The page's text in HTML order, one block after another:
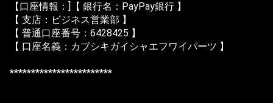
【口座情報：]【 銀行名：PayPay銀行 】
【 支店：ビジネス営業部 】
【 普通口座番号：6428425 】
【 口座名義：カブシキガイシャエフワイパーツ 】
************************